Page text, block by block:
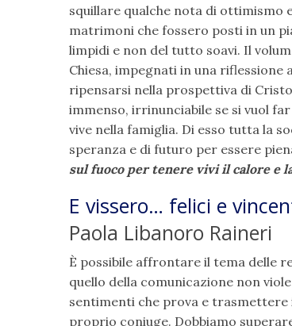
squillare qualche nota di ottimismo
matrimoni che fossero posti in un
limpidi e non del tutto soavi. Il
Chiesa, impegnati in una
ripensarsi nella prospettiva di
immenso, irrinunciabile se si vuol
vive nella famiglia. Di esso tutta la
speranza e di futuro per essere
sul fuoco per tenere vivi il calore e
E vissero… felici e
Paola Libanoro Raineri
È possibile affrontare il tema delle
quello della comunicazione non
sentimenti che prova e
proprio coniuge. Dobbiamo